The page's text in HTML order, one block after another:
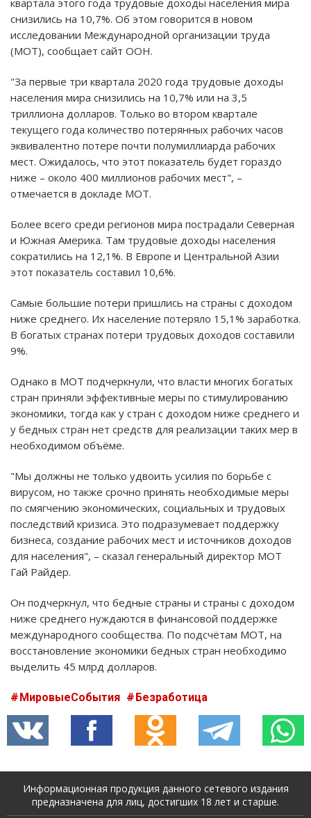
квартала этого года трудовые доходы населения мира
снизились на 10,7%. Об этом говорится в новом
исследовании Международной организации труда
(МОТ), сообщает сайт ООН.
"За первые три квартала 2020 года трудовые доходы
населения мира снизились на 10,7% или на 3,5
триллиона долларов. Только во втором квартале
текущего года количество потерянных рабочих часов
эквивалентно потере почти полумиллиарда рабочих
мест. Ожидалось, что этот показатель будет гораздо
ниже – около 400 миллионов рабочих мест", –
отмечается в докладе МОТ.
Более всего среди регионов мира пострадали Северная
и Южная Америка. Там трудовые доходы населения
сократились на 12,1%. В Европе и Центральной Азии
этот показатель составил 10,6%.
Самые большие потери пришлись на страны с доходом
ниже среднего. Их население потеряло 15,1% заработка.
В богатых странах потери трудовых доходов составили
9%.
Однако в МОТ подчеркнули, что власти многих богатых
стран приняли эффективные меры по стимулированию
экономики, тогда как у стран с доходом ниже среднего и
у бедных стран нет средств для реализации таких мер в
необходимом объёме.
"Мы должны не только удвоить усилия по борьбе с
вирусом, но также срочно принять необходимые меры
по смягчению экономических, социальных и трудовых
последствий кризиса. Это подразумевает поддержку
бизнеса, создание рабочих мест и источников доходов
для населения", – сказал генеральный директор МОТ
Гай Райдер.
Он подчеркнул, что бедные страны и страны с доходом
ниже среднего нуждаются в финансовой поддержке
международного сообщества. По подсчётам МОТ, на
восстановление экономики бедных стран необходимо
выделить 45 млрд долларов.
МировыеСобытия Безработица
Информационная продукция данного сетевого издания
предназначена для лиц, достигших 18 лет и старше.